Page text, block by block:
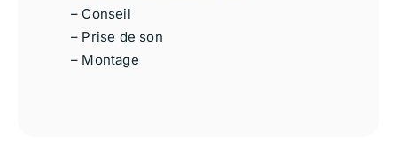
– Conseil
– Prise de son
– Montage